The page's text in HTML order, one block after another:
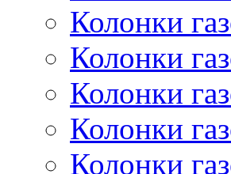
Колонки
Колонки
Колонки
Колонки
Колонки